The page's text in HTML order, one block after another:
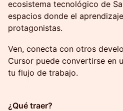
ecosistema tecnológico de
espacios donde el
protagonistas.
Ven, conecta con otros
Cursor puede convertirse en
tu flujo de trabajo.
¿Qué traer?